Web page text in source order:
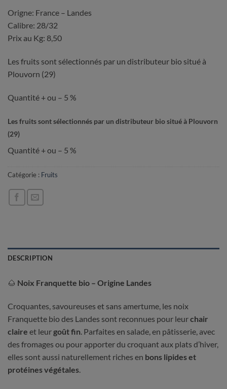
Origne: France – Landes
Calibre: 28/32
Prix au Kg: 8,50
Les fruits sont sélectionnés par un distributeur bio situé à
Plouvorn (29)
Quantité + ou – 5 %
Les fruits sont sélectionnés par un distributeur bio situé à Plouvorn
(29)
Quantité + ou – 5 %
Catégorie : Fruits
DESCRIPTION
🌰 Noix Franquette bio – Origine Landes
Croquantes, savoureuses et sans amertume, les noix
Franquette bio des Landes sont reconnues pour leurchair
claire et leurgoût fin. Parfaites en salade, en pâtisserie, avec
des fromages ou pour apporter du croquant aux plats d’hiver,
elles sont aussi naturellement riches en bons lipides et
protéines végétales.